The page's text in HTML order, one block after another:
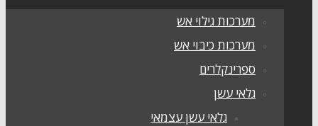
מערכות גילוי אש
מערכות כיבוי אש
ספרינקלרים
גלאי עשן
גלאי עשן עצמאי